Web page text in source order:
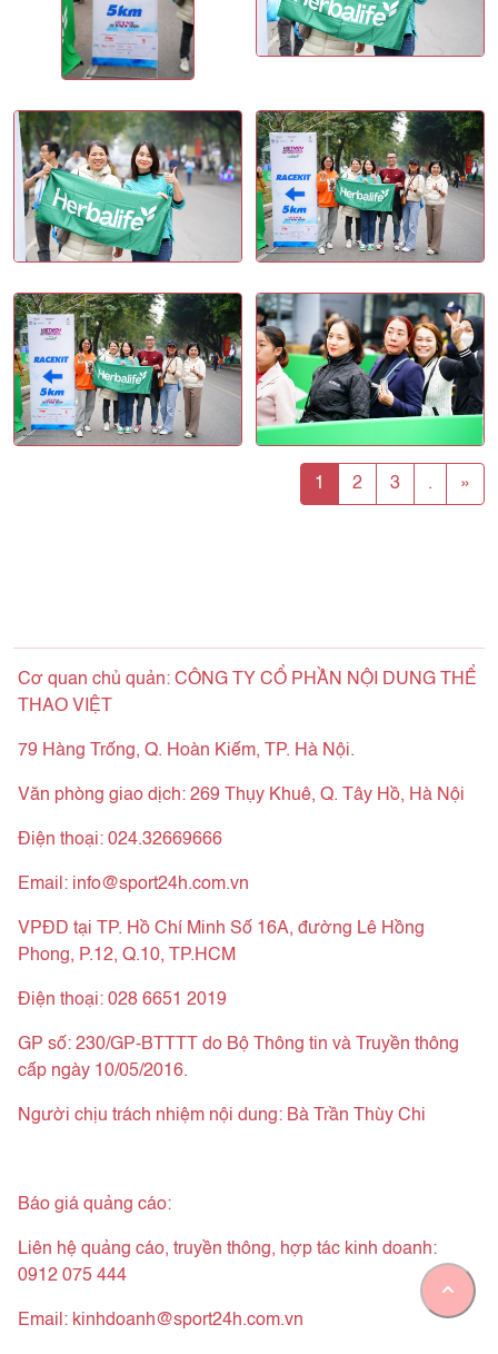
1 2 3 . »
Cơ quan chủ quản: CÔNG TY CỔ PHẦN NỘI DUNG THỂ
THAO VIỆT
79 Hàng Trống, Q. Hoàn Kiếm, TP. Hà Nội.
Văn phòng giao dịch: 269 Thụy Khuê, Q. Tây Hồ, Hà Nội
Điện thoại: 024.32669666
Email: info@sport24h.com.vn
VPĐD tại TP. Hồ Chí Minh Số 16A, đường Lê Hồng
Phong, P.12, Q.10, TP.HCM
Điện thoại: 028 6651 2019
GP số: 230/GP-BTTTT do Bộ Thông tin và Truyền thông
cấp ngày 10/05/2016.
Người chịu trách nhiệm nội dung: Bà Trần Thùy Chi
Báo giá quảng cáo:
Liên hệ quảng cáo, truyền thông, hợp tác kinh doanh:
0912 075 444
Email: kinhdoanh@sport24h.com.vn